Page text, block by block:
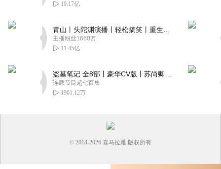
19.17亿
主播粉丝1660万
11.45亿
连载节目超七百集
1961.12万
© 2014-2026 喜马拉雅 版权所有